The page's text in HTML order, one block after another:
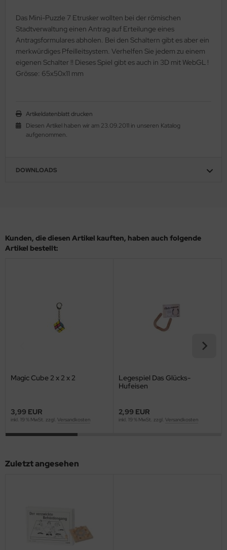
Das Mini-Puzzle 7 Etrusker wollten bei der römischen
Stadtverwaltung einen Antrag auf Erteilunge eines
Antragsformulares abholen. Bei den Schaltern gibt es aber ein
merkwürdiges Pfeilleitsystem. Verhelfen Sie jedem zu einem
eigenen Schalter !! Dieses Spiel gibt es auch in 3D mit WebGL !
Grösse: 65x50x11 mm
Artikeldatenblatt drucken
Diesen Artikel haben wir am 23.09.2011 in unseren Katalog
aufgenommen.
DOWNLOADS
Kunden, die diesen Artikel kauften, haben auch folgende
Artikel bestellt:
Magic Cube 2 x 2 x 2
3,99 EUR
inkl. 19 % MwSt. zzgl. Versandkosten
Legespiel Das Glücks-
Hufeisen
2,99 EUR
inkl. 19 % MwSt. zzgl. Versandkosten
Zuletzt angesehen